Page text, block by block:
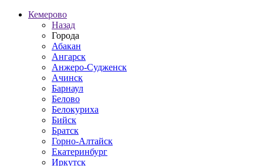
Кемерово
Назад
Города
Абакан
Ангарск
Анжеро-Судженск
Ачинск
Барнаул
Белово
Белокуриха
Бийск
Братск
Горно-Алтайск
Екатеринбург
Иркутск